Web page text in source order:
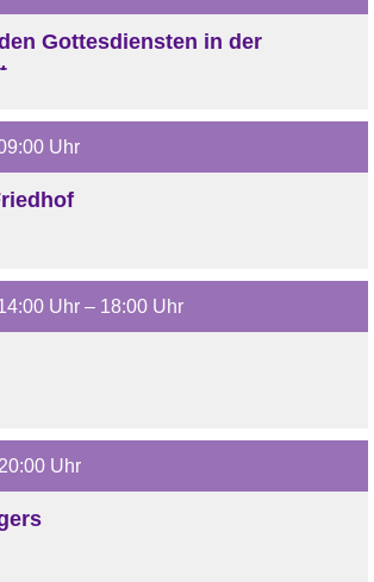
Gottesdiensten in der
Uhr
Uhr – 18:00 Uhr
Uhr